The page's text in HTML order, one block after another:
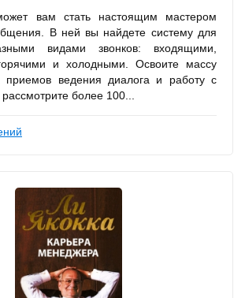
вам стать настоящим мастером
В ней вы найдете систему для
видами звонков: входящими,
и холодными. Освоите массу
приемов ведения диалога и работу с
более 100...